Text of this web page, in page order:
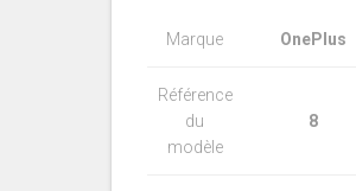
Marque OnePlus
Référence
du
modèle
8